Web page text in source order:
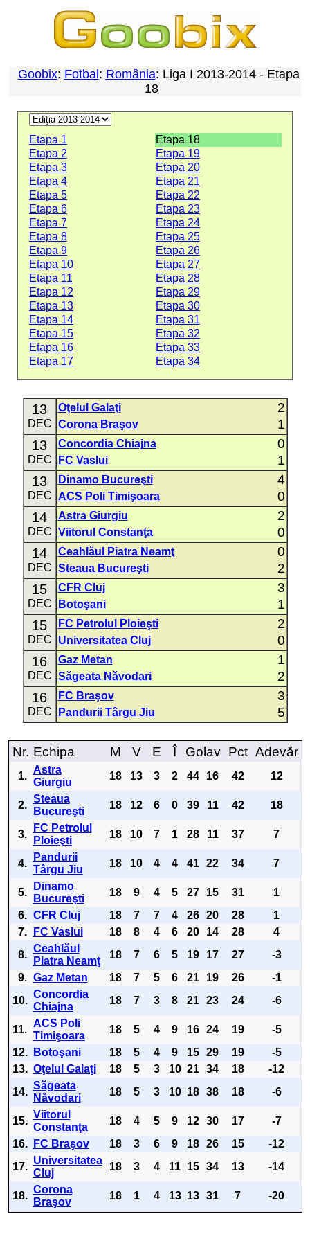
Goobix: Fotbal : România: Liga I 2013-2014 - Etapa
18
Etapa 1
Etapa 18
Etapa 2
Etapa 19
Etapa 3
Etapa 20
Etapa 4
Etapa 21
Etapa 5
Etapa 22
Etapa 6
Etapa 23
Etapa 7
Etapa 24
Etapa 8
Etapa 25
Etapa 9
Etapa 26
Etapa 10
Etapa 27
Etapa 11
Etapa 28
Etapa 12
Etapa 29
Etapa 13
Etapa 30
Etapa 14
Etapa 31
Etapa 15
Etapa 32
Etapa 16
Etapa 33
Etapa 17
Etapa 34
13
DEC
Oţelul Galaţi 2
Corona Braşov 1
13
DEC
Concordia Chiajna 0
FC Vaslui 1
13
DEC
Dinamo Bucureşti 4
ACS Poli Timişoara 0
14
DEC
Astra Giurgiu 2
Viitorul Constanţa 0
14
DEC
Ceahlăul Piatra Neamţ 0
Steaua Bucureşti 2
15
DEC
CFR Cluj 3
Botoşani 1
15
DEC
FC Petrolul Ploieşti 2
Universitatea Cluj 0
16
DEC
Gaz Metan 1
Săgeata Năvodari 2
16
DEC
FC Braşov 3
Pandurii Târgu Jiu 5
Nr. Echipa M V E Î Golav Pct Adevăr
1.
Astra
Giurgiu
18 13 3 2 44 16 42 12
2.
Steaua
Bucureşti
18 12 6 0 39 11 42 18
3.
FC Petrolul
Ploieşti
18 10 7 1 28 11 37 7
4.
Pandurii
Târgu Jiu
18 10 4 4 41 22 34 7
5.
Dinamo
Bucureşti
18 9 4 5 27 15 31
1
6. CFR Cluj 18 7 7 4 26 20 28
1
7.
FC Vaslui 18 8 4 6 20 14 28
4
8.
Ceahlăul
Piatra Neamţ
18 7 6 5 19 17 27
-3
9. Gaz Metan 18 7 5 6 21 19 26
-1
10.
Concordia
Chiajna
18 7 3 8 21 23 24 -6
11.
ACS Poli
Timişoara
18 5 4 9 16 24 19
-5
12.
Botoşani 18 5 4 9 15 29 19
-5
13. Oţelul Galaţi 18 5 3 10 21 34 18
-12
14.
Săgeata
Năvodari
18 5 3 10 18 38 18 -6
15.
Viitorul
Constanţa
18 4 5 9 12 30 17
-7
16.
FC Braşov 18 3 6 9 18 26 15
-12
17.
Universitatea
Cluj
18 3 4 11 15 34 13 -14
18.
Corona
Braşov
18 1 4 13 13 31 7 -20